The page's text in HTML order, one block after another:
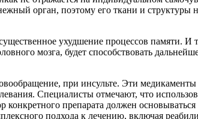
орган, поэтому его ткани и структуры
ухудшение процессов памяти. И
мозга, будет способствовать
при инсульте. Эти медикаменты
Специалисты отмечают, что
препарата должен
подхода к лечению, включая